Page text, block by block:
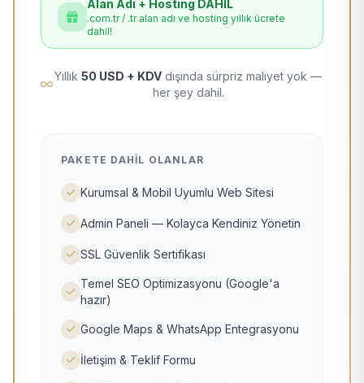
Alan Adı + Hosting DAHİL
.com.tr / .tr alan adı ve hosting yıllık ücrete
dahil!
Yıllık 50 USD + KDV dışında sürpriz maliyet yok —
her şey dahil.
PAKETE DAHIL OLANLAR
Kurumsal & Mobil Uyumlu Web Sitesi
Admin Paneli — Kolayca Kendiniz Yönetin
SSL Güvenlik Sertifikası
Temel SEO Optimizasyonu (Google'a
hazır)
Google Maps & WhatsApp Entegrasyonu
İletişim & Teklif Formu